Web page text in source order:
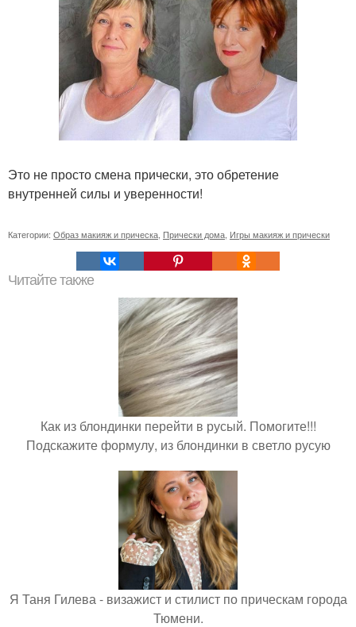
Это не просто смена прически, это обретение
внутренней силы и уверенности!
Категории: Образ макияж и прическа Прически дома Игры макияж и прически
Читайте также
Как из блондинки перейти в русый. Помогите!!!
Подскажите формулу, из блондинки в светло русую
Я Таня Гилева - визажист и стилист по прическам города
Тюмени.